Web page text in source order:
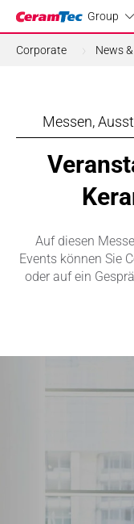
Group
Industrial
Corporate News
Messen,
Auf diesen
Events können Sie
oder auf ein